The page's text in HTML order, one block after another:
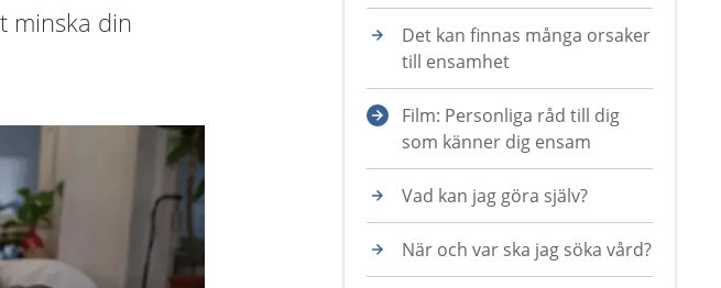
minska din
Det kan finnas många orsaker
till ensamhet
Film: Personliga råd till dig
som känner dig ensam
Vad kan jag göra själv?
När och var ska jag söka vård?